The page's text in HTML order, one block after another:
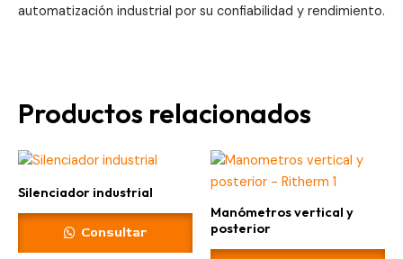
automatización industrial por su confiabilidad y rendimiento.
Productos relacionados
Silenciador industrial
Consultar
Manómetros vertical y
posterior